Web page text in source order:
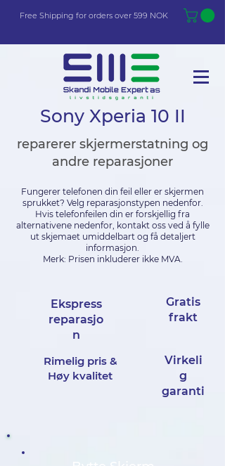
Free Shipping for orders over 599 NOK
Sony Xperia 10 II
reparerer skjermerstatning og
andre reparasjoner
Fungerer telefonen din feil eller er skjermen
sprukket? Velg reparasjonstypen nedenfor.
Hvis telefonfeilen din er forskjellig fra
alternativene nedenfor, kontakt oss ved å fylle
ut skjemaet umiddelbart og få detaljert
informasjon.
Merk: Prisen inkluderer ikke MVA.
Ekspress
reparasjo
n
Gratis
frakt
Rimelig pris &
Høy kvalitet
Virkeli
g
garanti